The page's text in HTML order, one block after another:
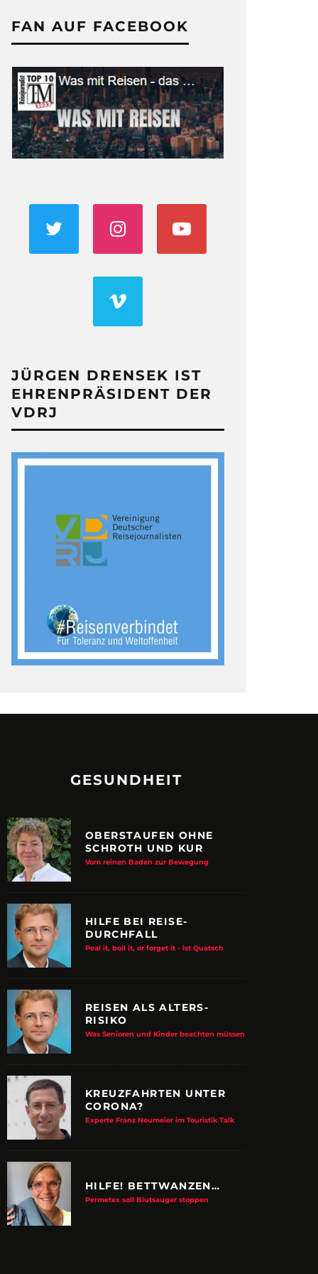
FAN AUF FACEBOOK
JÜRGEN DRENSEK IST
EHRENPRÄSIDENT DER
VDRJ
MACHER
System werden Reisen sicherer
ZUPANCIC
GESUNDHEIT
OBERSTAUFEN OHNE
SCHROTH UND KUR
Vom reinen Baden zur Bewegung
HILFE BEI REISE-
DURCHFALL
Peal it, boil it, or forget it - ist Quatsch
REISEN ALS ALTERS-
RISIKO
Was Senioren und Kinder beachten müssen
KREUZFAHRTEN UNTER
CORONA?
Experte Franz Neumeier im Touristik Talk
HILFE! BETTWANZEN…
Permetex soll Blutsauger stoppen